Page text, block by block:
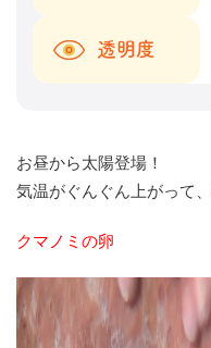
透明度
お昼から太陽登場！
気温がぐんぐん上がって
クマノミの卵